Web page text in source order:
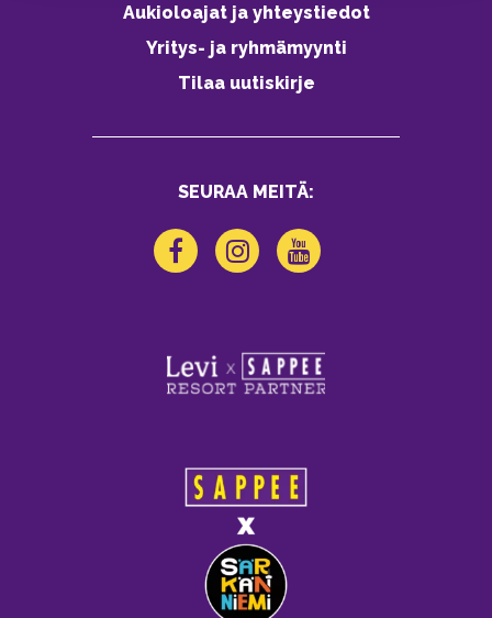
Aukioloajat ja yhteystiedot
Yritys- ja ryhmämyynti
Tilaa uutiskirje
SEURAA MEITÄ: